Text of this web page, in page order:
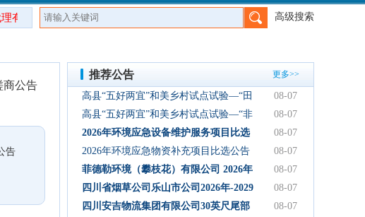
公司、成都万安建设项目管理有限公司、四川广群工程项目管理有限
高级搜索
商公告
告
推荐公告 更多>>
高县“五好两宜”和美乡村试点试验—“田
园逸趣•农耕研学”农文旅融合新场景项
目初步设计服务结果公告
08-07
高县“五好两宜”和美乡村试点试验—“非
遗传承·研学体验”文化产业园建设项目
初步设计服务结果公告
08-07
2026年环境应急设备维护服务项目比选
公告
08-07
2026年环境应急物资补充项目比选公告
08-07
菲德勒环境（攀枝花）有限公司 2026年
第三季度第二次碳酸钠 招标公告（第二
次）
08-07
四川省烟草公司乐山市公司2026年-2029
年乐山物流中心卷烟装卸分拣服务中标
08-07
四川安吉物流集团有限公司30英尺尾部
08-07